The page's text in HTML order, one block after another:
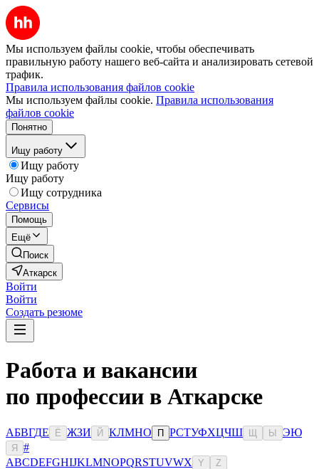
Мы используем файлы cookie, чтобы обеспечивать
правильную работу нашего веб-сайта и анализировать сетевой
трафик.
Правила использования файлов cookie
Мы используем файлы cookie. Правила использования
файлов cookie
Понятно
Ищу работу
Ищу работу
Ищу работу
Ищу сотрудника
Сервисы
Помощь
Ещё
Поиск
Аткарск
Войти
Войти
Создать резюме
Работа и вакансии
по профессии в Аткарске
АБВГДЕ Ё ЖЗИ Й КЛМНО П РСТУФХЦЧШ Ы ЭЮ
Я
#
ABCDEFGHIJKLMNOPQRSTUVWX Y Z